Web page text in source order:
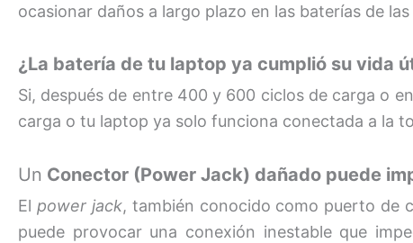
ocasionar daños a largo plazo en las baterías de
¿La batería de tu laptop ya cumplió su vida
Si, después de entre 400 y 600 ciclos de carga o
carga o tu laptop ya solo funciona conectada a la
Un Conector (Power Jack) dañado puede
El power jack, también conocido como puerto de
puede provocar una conexión inestable que